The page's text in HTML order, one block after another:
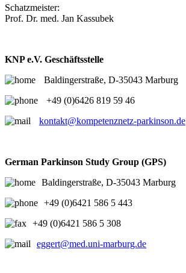
Schatzmeister:
Prof. Dr. med. Jan Kassubek
KNP e.V. Geschäftsstelle
Baldingerstraße, D-35043 Marburg
+49 (0)6426 819 59 46
kontakt@kompetenznetz-parkinson.de
German Parkinson Study Group (GPS)
Baldingerstraße, D-35043 Marburg
+49 (0)6421 586 5 443
+49 (0)6421 586 5 308
eggert@med.uni-marburg.de